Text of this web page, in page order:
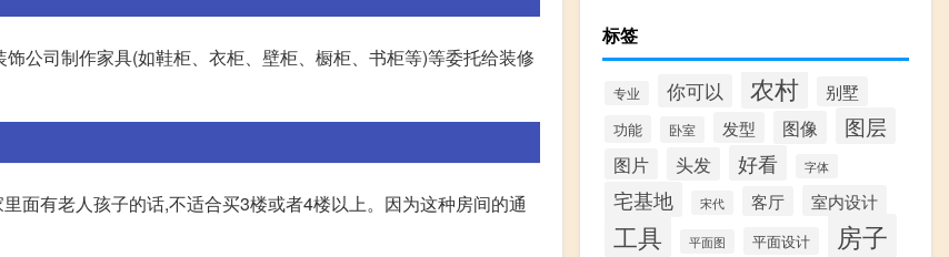
公司制作家具(如鞋柜、衣柜、壁柜、橱柜、书柜等)等委托给装修
面有老人孩子的话,不适合买3楼或者4楼以上。因为这种房间的通
标签
专业 你可以 农村 别墅
功能 卧室 发型 图像 图层
图片 头发 好看 字体
宅基地 宋代 客厅 室内设计
工具 平面图 平面设计 房子